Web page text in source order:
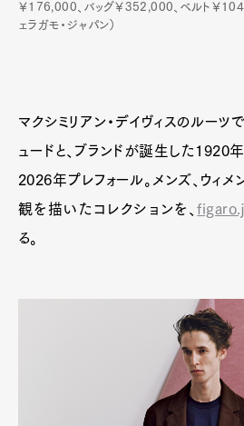
￥176,000、バッグ￥352,000、ベルト￥
ェラガモ・ジャパン）
マクシミリアン・デイヴィスのルーツ
ュードと、ブランドが誕生した
2026年プレフォール。メンズ、ウィ
観を描いたコレクションを、
る。